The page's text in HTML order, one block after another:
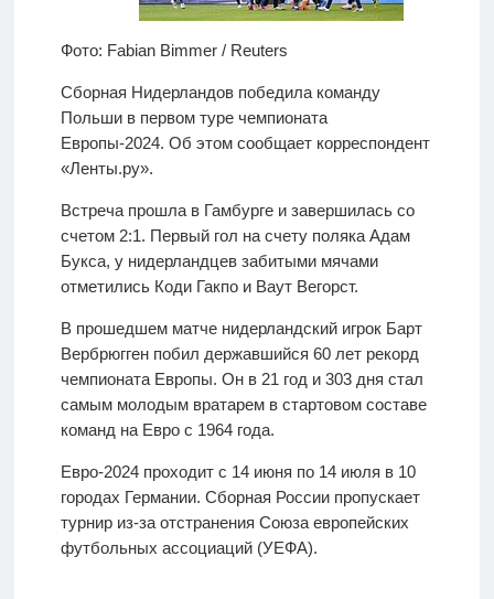
Фото: Fabian Bimmer / Reuters
Сборная Нидерландов победила команду
Польши в первом туре чемпионата
Европы-2024. Об этом сообщает корреспондент
«Ленты.ру».
Встреча прошла в Гамбурге и завершилась со
счетом 2:1. Первый гол на счету поляка Адам
Букса, у нидерландцев забитыми мячами
отметились Коди Гакпо и Ваут Вегорст.
В прошедшем матче нидерландский игрок Барт
Вербрюгген побил державшийся 60 лет рекорд
чемпионата Европы. Он в 21 год и 303 дня стал
самым молодым вратарем в стартовом составе
команд на Евро с 1964 года.
Евро-2024 проходит с 14 июня по 14 июля в 10
городах Германии. Сборная России пропускает
турнир из-за отстранения Союза европейских
футбольных ассоциаций (УЕФА).